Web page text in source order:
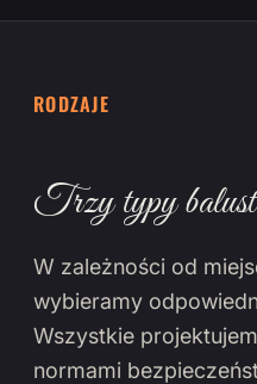
RODZAJE
Trzy typy
W zależności od
wybieramy
Wszystkie
normami